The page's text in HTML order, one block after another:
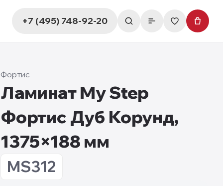
+7 (495) 748-92-20
Фортис
Ламинат My Step
Фортис Дуб Корунд,
1375×188 мм
MS312